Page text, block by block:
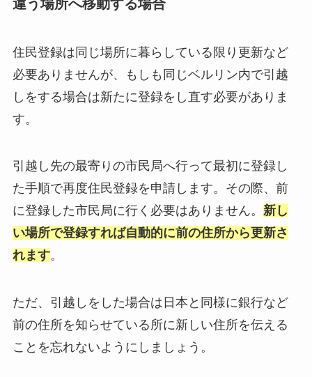
違う場所へ移動する場合
住民登録は同じ場所に暮らしている限り更新など
必要ありませんが、もしも同じベルリン内で引越
しをする場合は新たに登録をし直す必要がありま
す。
引越し先の最寄りの市民局へ行って最初に登録し
た手順で再度住民登録を申請します。その際、前
に登録した市民局に行く必要はありません。 新し
い場所で登録すれば自動的に前の住所から更新さ
れます。
ただ、引越しをした場合は日本と同様に銀行など
前の住所を知らせている所に新しい住所を伝える
ことを忘れないようにしましょう。